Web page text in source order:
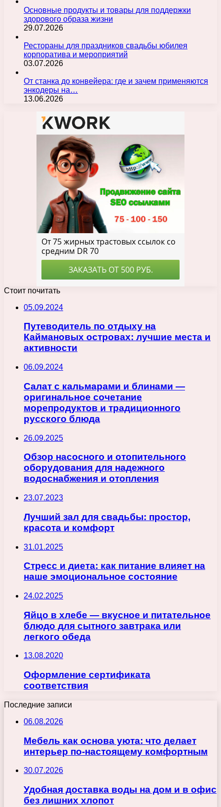
Основные продукты и товары для поддержки
здорового образа жизни
29.07.2026
Рестораны для праздников свадьбы юбилея
корпоратива и мероприятий
03.07.2026
От станка до конвейера: где и зачем применяются
энкодеры на…
13.06.2026
Стоит почитать
05.09.2024
Путеводитель по отдыху на
Каймановых островах: лучшие места и
активности
06.09.2024
Салат с кальмарами и блинами —
оригинальное сочетание
морепродуктов и традиционного
русского блюда
26.09.2025
Обзор насосного и отопительного
оборудования для надежного
водоснабжения и отопления
23.07.2023
Лучший зал для свадьбы: простор,
красота и комфорт
31.01.2025
Стресс и диета: как питание влияет на
наше эмоциональное состояние
24.02.2025
Яйцо в хлебе — вкусное и питательное
блюдо для сытного завтрака или
легкого обеда
13.08.2020
Оформление сертификата
соответствия
Последние записи
06.08.2026
Мебель как основа уюта: что делает
интерьер по-настоящему комфортным
30.07.2026
Удобная доставка воды на дом и в офис
без лишних хлопот